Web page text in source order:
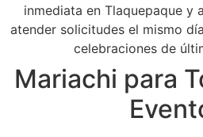
inmediata en Tlaquepaque y
atender solicitudes el mismo
celebraciones de
Mariachi para